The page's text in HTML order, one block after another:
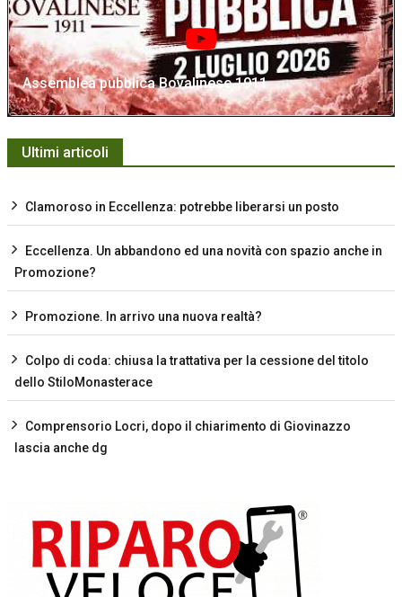
Assemblea pubblica Bovalinese 1911
Ultimi articoli
Clamoroso in Eccellenza: potrebbe liberarsi un posto
Eccellenza. Un abbandono ed una novità con spazio anche in
Promozione?
Promozione. In arrivo una nuova realtà?
Colpo di coda: chiusa la trattativa per la cessione del titolo
dello StiloMonasterace
Comprensorio Locri, dopo il chiarimento di Giovinazzo
lascia anche dg